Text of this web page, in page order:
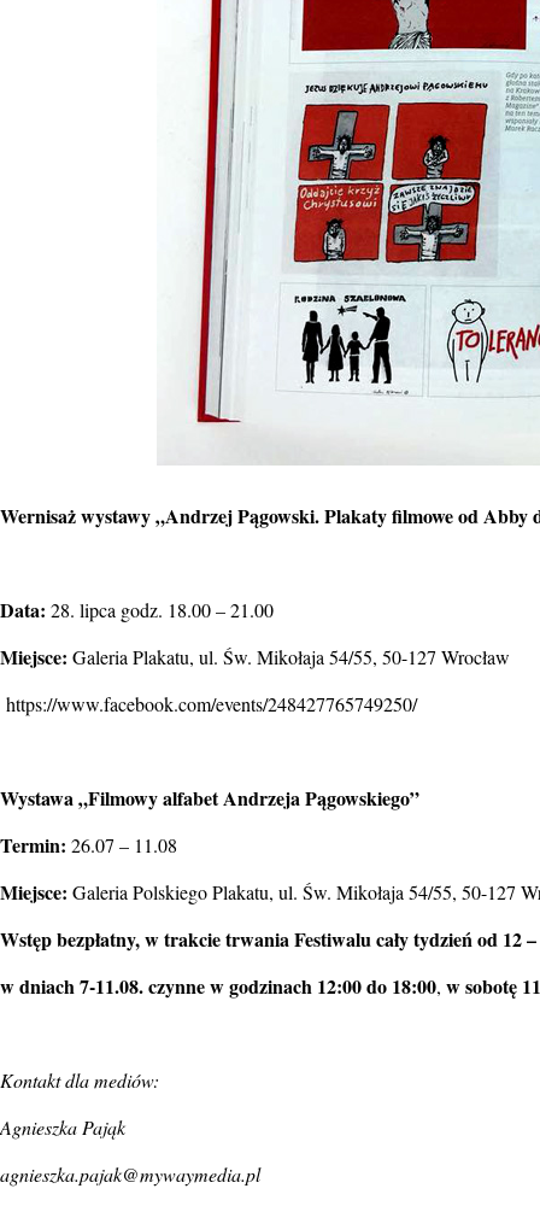
Wernisaż wystawy „Andrzej Pągowski. Plakaty filmowe od Abby
Data: 28. lipca godz. 18.00 – 21.00
Miejsce: Galeria Plakatu, ul. Św. Mikołaja 54/55, 50-127 Wrocław
https://www.facebook.com/events/248427765749250/
Wystawa „Filmowy alfabet Andrzeja Pągowskiego”
Termin: 26.07 – 11.08
Miejsce: Galeria Polskiego Plakatu, ul. Św. Mikołaja 54/55, 50-127
Wstęp bezpłatny, w trakcie trwania Festiwalu cały tydzień od 12
w dniach 7-11.08. czynne w godzinach 12:00 do 18:00, w sobotę
Kontakt dla mediów:
Agnieszka Pająk
agnieszka.pajak@mywaymedia.pl